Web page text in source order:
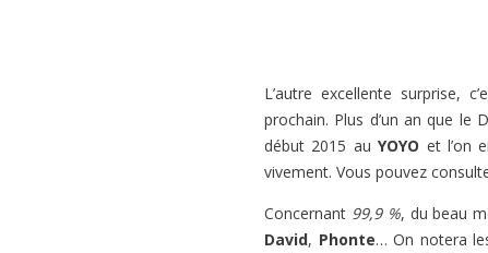
L’autre excellente surprise,
prochain. Plus d’un an que le
début 2015 auYOYO et l’on
vivement. Vous pouvez
Concernant 99,9 %, du beau
David, Phonte… On notera